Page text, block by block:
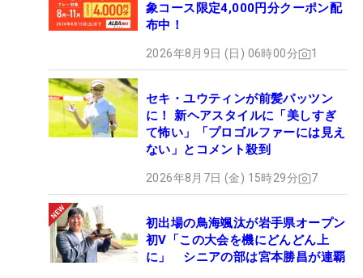
象コース限定4,000円分クーポン配
布中！
2026年8月9日 (日) 06時00分 1
セキ・ユウティンが前髪パッツン
に！ 新ヘアスタイルに「美しすぎ
て怖い」「プロゴルファーには見え
ない」とコメント殺到
2026年8月7日 (金) 15時29分 7
初出場の鳥海颯汰が岩手県オープン
初V「この大会を機にどんどん上
に」 シニアの部は宮本勝昌が連覇